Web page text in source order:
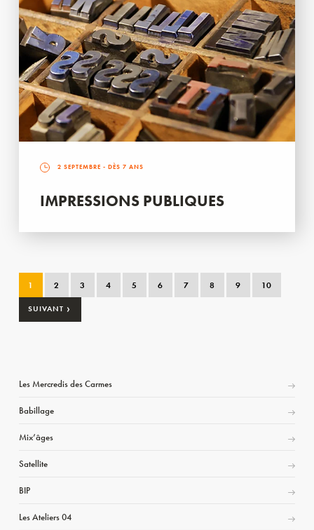
2 SEPTEMBRE - DÈS 7 ANS
IMPRESSIONS PUBLIQUES
1 2 3 4 5 6 7 8 9 10
SUIVANT ›
Les Mercredis des Carmes
Babillage
Mix’âges
Satellite
BIP
Les Ateliers 04